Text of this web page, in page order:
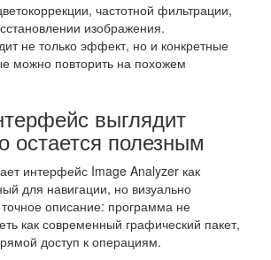
частотной фильтрации,
изображения.
не только эффект, но и конкретные
можно повторить на похожем
выглядит
остается полезным
интерфейс Image Analyzer как
для навигации, но визуально
описание: программа не
как современный графический пакет,
доступ к операциям.